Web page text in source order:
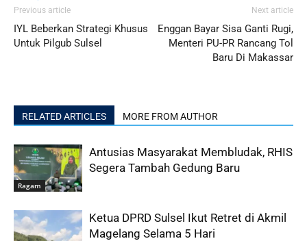
Previous article
IYL Beberkan Strategi Khusus
Untuk Pilgub Sulsel
Next article
Enggan Bayar Sisa Ganti Rugi,
Menteri PU-PR Rancang Tol
Baru Di Makassar
RELATED ARTICLES MORE FROM AUTHOR
Ragam
Antusias Masyarakat Membludak, RHIS
Segera Tambah Gedung Baru
Ketua DPRD Sulsel Ikut Retret di Akmil
Magelang Selama 5 Hari